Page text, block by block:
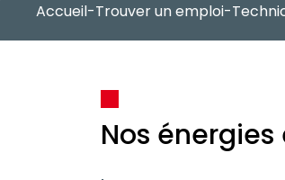
Accueil-Trouver un emploi-
Nos